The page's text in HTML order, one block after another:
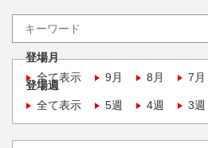
登場月
全て表示
9月 8月 7月
登場週
全て表示
5週 4週 3週